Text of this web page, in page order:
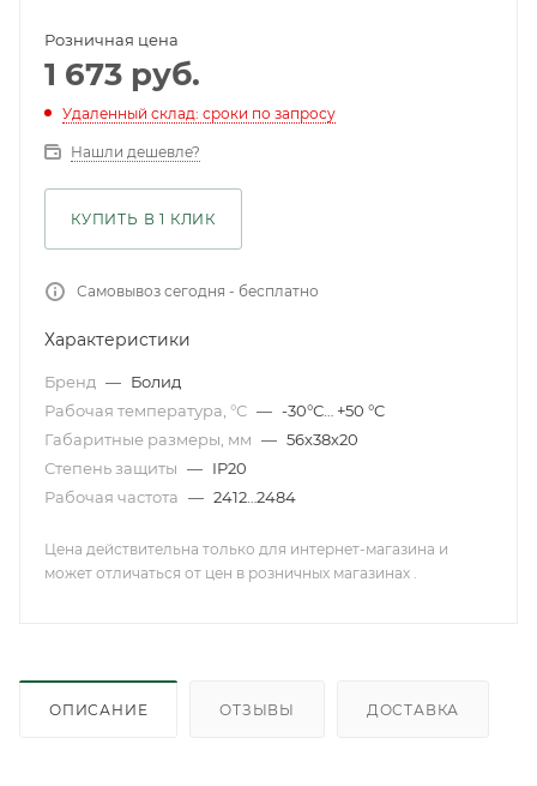
Розничная цена
1 673 руб.
Удаленный склад: сроки по запросу
Нашли дешевле?
КУПИТЬ В 1 КЛИК
Самовывоз сегодня - бесплатно
Характеристики
Бренд — Болид
Рабочая температура, °С — -30°С… +50 °C
Габаритные размеры, мм — 56х38х20
Степень защиты — IP20
Рабочая частота — 2412…2484
Цена действительна только для интернет-магазина и
может отличаться от цен в розничных магазинах .
ОПИСАНИЕ ОТЗЫВЫ ДОСТАВКА